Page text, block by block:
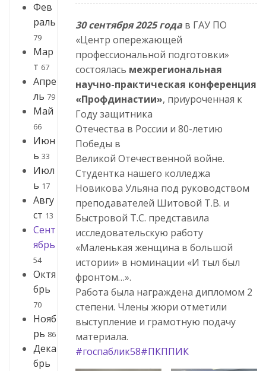
Фев
раль
79
Мар
т 67
Апре
ль 79
Май
66
Июн
ь 33
Июл
ь 17
Авгу
ст 13
Сент
ябрь
54
Октя
брь
70
Нояб
рь 86
Дека
брь
30 сентября 2025 года в ГАУ ПО
«Центр опережающей
профессиональной подготовки»
состоялась межрегиональная
научно-практическая конференция
«Профдинастии», приуроченная к
Году защитника
Отечества в России и 80-летию
Победы в
Великой Отечественной войне.
Студентка нашего колледжа
Новикова Ульяна под руководством
преподавателей Шитовой Т.В. и
Быстровой Т.С. представила
исследовательскую работу
«Маленькая женщина в большой
истории» в номинации «И тыл был
фронтом…».
Работа была награждена дипломом 2
степени. Члены жюри отметили
выступление и грамотную подачу
материала.
#госпаблик58#ПКППИК